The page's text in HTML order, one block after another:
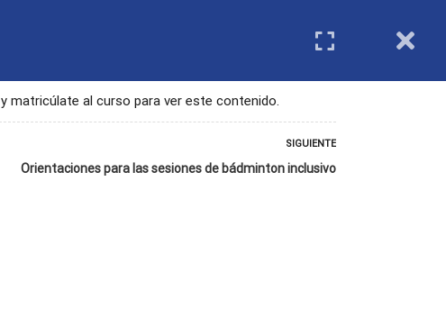
y matricúlate al curso para ver este contenido.
SIGUIENTE
Orientaciones para las sesiones de bádminton inclusivo